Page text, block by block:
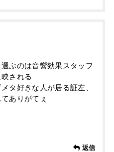
ぶのは音響効果スタッフ
される
タ好きな人が居る証左、
ありがてぇ
返信